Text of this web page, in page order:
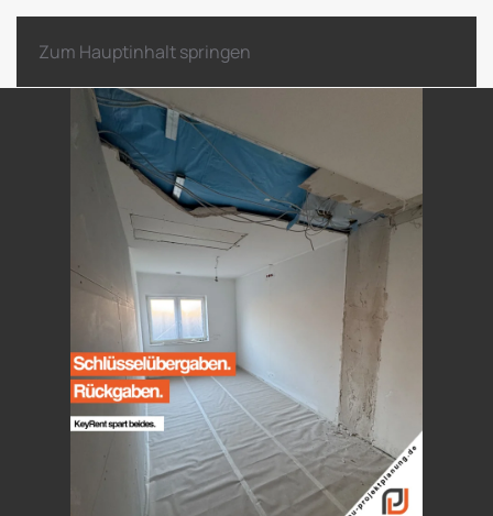
Zum Hauptinhalt springen